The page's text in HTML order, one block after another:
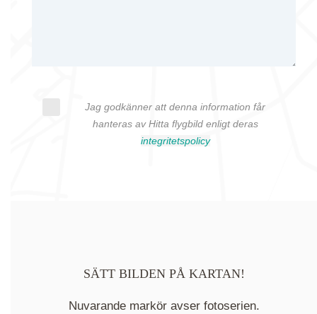
Jag godkänner att denna information får
hanteras av Hitta flygbild enligt deras
integritetspolicy
SÄTT BILDEN PÅ KARTAN!
Nuvarande markör avser fotoserien.